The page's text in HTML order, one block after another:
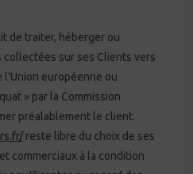
de traiter, héberger ou
sur ses Clients vers
européenne ou
» par la Commission
préalablement le client.
reste libre du choix de ses
commerciaux à la condition